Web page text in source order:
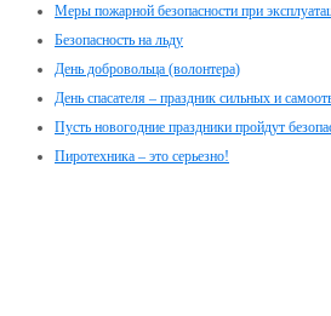
Меры пожарной безопасности при
Безопасность на льду
День добровольца (волонтера)
День спасателя – праздник сильных и
Пусть новогодние праздники пройдут
Пиротехника – это серьезно!